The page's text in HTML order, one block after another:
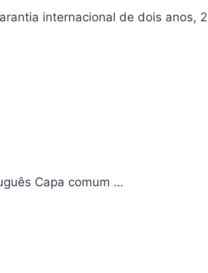
internacional de dois anos,
Eletrônica: Volume 1 Editora ‏ : ‎ AMGH; 8ª edição (10 agosto 2016) Idioma ‏ : ‎ Português Capa comum ‏…